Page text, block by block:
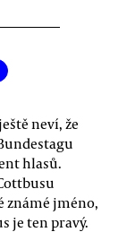
neví, že
hlasů.
známé jméno,
je ten pravý.